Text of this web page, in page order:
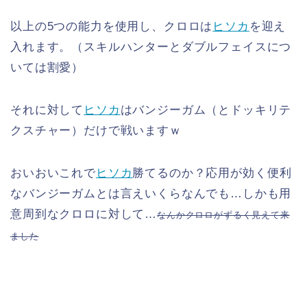
以上の5つの能力を使用し、クロロは ヒソカ を迎え
入れます。（スキルハンターとダブルフェイスにつ
いては割愛）
それに対して ヒソカ はバンジーガム（とドッキリテ
クスチャー）だけで戦いますｗ
おいおいこれで ヒソカ勝てるのか？応用が効く便利
なバンジーガムとは言えいくらなんでも…しかも用
意周到なクロロに対して…なんかクロロがずるく見えて来
ました